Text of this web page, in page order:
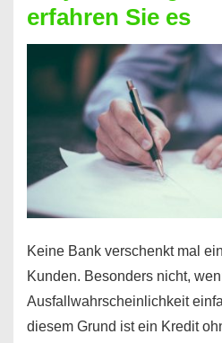
nicht
nur
für
Handy
möglich!
erfahren Sie es
Keine Bank verschenkt mal
Kunden. Besonders nicht,
Ausfallwahrscheinlichkeit
diesem Grund ist ein Kredit